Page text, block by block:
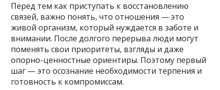
Перед тем как приступать к восстановлению
связей, важно понять, что отношения — это
живой организм, который нуждается в заботе и
внимании. После долгого перерыва люди могут
поменять свои приоритеты, взгляды и даже
опорно-ценностные ориентиры. Поэтому первый
шаг — это осознание необходимости терпения и
готовность к компромиссам.